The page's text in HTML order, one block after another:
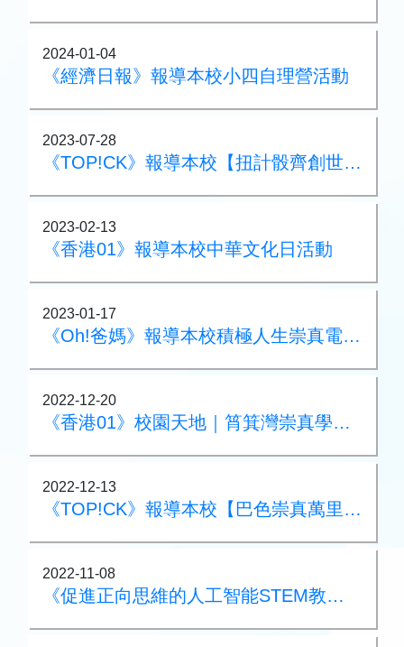
2024-01-04
《經濟日報》報導本校小四自理營活動
2023-07-28
《TOP!CK》報導本校【扭計骰齊創世界紀錄】75週年活動
2023-02-13
《香港01》報導本校中華文化日活動
2023-01-17
《Oh!爸媽》報導本校積極人生崇真電影院│「看電影，懂感恩、珍惜當下」
2022-12-20
《香港01》校園天地｜筲箕灣崇真學校 運用AI軟件 超越界限同創萬里行
2022-12-13
《TOP!CK》報導本校【巴色崇真萬里行】75週年活動
2022-11-08
《促進正向思維的人工智能STEM教育課程計劃特刊》收錄本校五年級常電跨科課程：無人物流業